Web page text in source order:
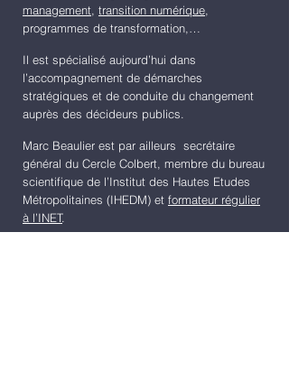
management transition numérique
programmes de transformation,…
Il est spécialisé aujourd’hui dans
l’accompagnement de démarches
stratégiques et de conduite du changement
auprès des décideurs publics.
Marc Beaulier est par ailleurs secrétaire
général du Cercle Colbert, membre du bureau
scientifique de l’Institut des Hautes Etudes
Métropolitaines (IHEDM) et formateur régulier
à l’INET.